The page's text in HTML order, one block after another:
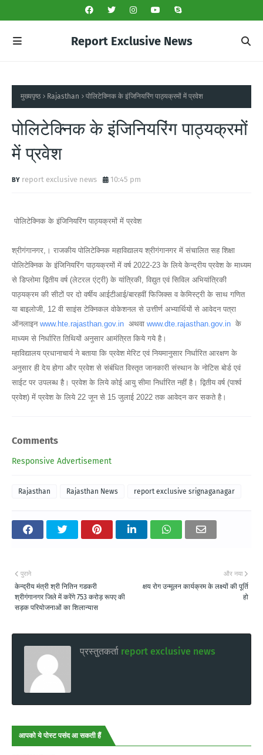
Report Exclusive News
मुख्यपृष्ठ Rajasthan पोलिटेक्निक के इंजिनियरिंग पाठ्यक्रमों में प्रवेश
पोलिटेक्निक के इंजिनियरिंग पाठ्यक्रमों
में प्रवेश
report exclusive news 10:45 pm
पोलिटेक्निक के इंजिनियरिंग पाठ्यक्रमों में प्रवेश
श्रीगंगानगर,। राजकीय पोलिटेक्निक महाविद्यालय श्रीगंगानगर में संचालित सह शिक्षा
पोलिटेक्निक के इंजिनियरिंग पाठ्यक्रमों में वर्ष 2022-23 के लिये केन्द्रीय प्रवेश के माध्यम
से डिप्लोमा द्वितीय वर्ष (लेटरल एंट्री) के यांत्रिकी, विद्युत एवं सिविल अभियांत्रिकी
पाठ्यक्रम की सीटों पर दो वर्षीय आईटीआई/बारहवीं फिजिक्स व केमिस्ट्री के साथ गणित
या बाइलोजी, 12 वी साइंस टेक्निकल वोकेशनल से उत्तीर्ण अभ्यार्थियों से आवेदन पत्रा
ऑनलाइन www.hte.rajasthan.gov.in अथवा www.dte.rajasthan.gov.in के
माध्यम से निर्धारित तिथियों अनुसार आमंत्रित किये गये है।
म्हाविद्यालय प्रधानाचार्य ने बताया कि प्रवेश मेरिट एवं नियमानुसार निर्धारित आरक्षण के
अनुसार ही देय होगा और प्रवेश से संबंधित विस्तृत जानकारी संस्थान के नोटिस बोर्ड एवं
साईट पर उपलब्ध है। प्रवेश के लिये कोई आयु सीमा निर्धारित नहीं है। द्वितीय वर्ष (पार्श्व
प्रवेश) में प्रवेश के लिये 22 जून से 15 जुलाई 2022 तक आवेदन कर सकते है।
Comments
Responsive Advertisement
Rajasthan Rajasthan News report exclusive srignaganagar
और नया
क्षय रोग उन्मूलन कार्यक्रम के लक्ष्यों की पूर्ति
हो
पुराने
केन्द्रीय मंत्री श्री नितिन गडकरी
श्रीगंगानगर जिले में करेंगे 753 करोड़ रूपए की
सड़क परियोजनाओं का शिलान्यास
प्रस्तुतकर्ता report exclusive news
आपको ये पोस्ट पसंद आ सकती हैं